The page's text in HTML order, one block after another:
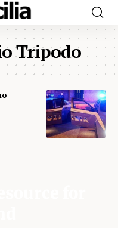
Tripodo